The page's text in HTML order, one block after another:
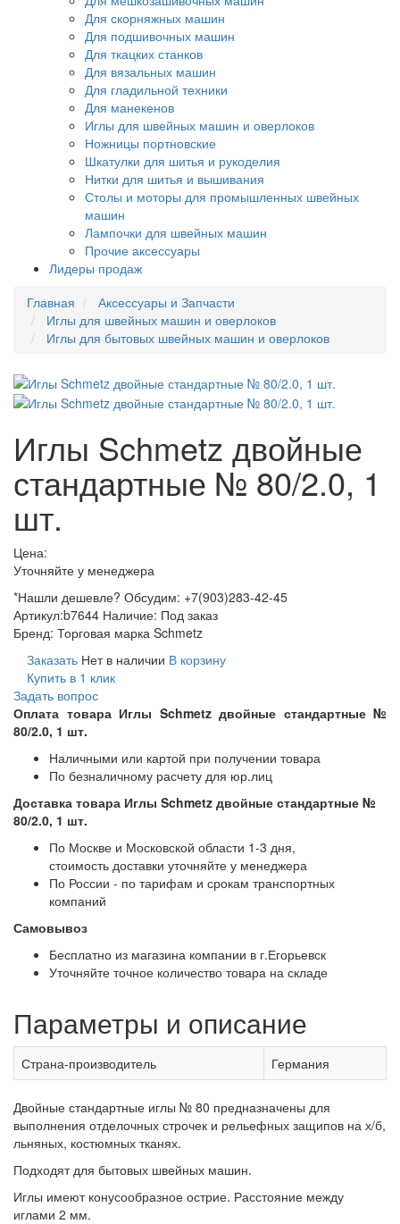
Для скорняжных машин
Для подшивочных машин
Для ткацких станков
Для вязальных машин
Для гладильной техники
Для манекенов
Иглы для швейных машин и оверлоков
Ножницы портновские
Шкатулки для шитья и рукоделия
Нитки для шитья и вышивания
Столы и моторы для промышленных швейных
машин
Лампочки для швейных машин
Прочие аксессуары
Лидеры продаж
Главная
Аксессуары и Запчасти
Иглы для швейных машин и оверлоков
Иглы для бытовых швейных машин и оверлоков
Иглы Schmetz двойные
стандартные № 80/2.0, 1
шт.
Цена:
Уточняйте у менеджера
*Нашли дешевле? Обсудим: +7(903)283-42-45
Артикул:b7644 Наличие: Под заказ
Бренд: Торговая марка Schmetz
Заказать Нет в наличии В корзину
Купить в 1 клик
Задать вопрос
Оплата товара Иглы Schmetz двойные стандартные №
80/2.0, 1 шт.
Наличными или картой при получении товара
По безналичному расчету для юр.лиц
Доставка товара Иглы Schmetz двойные стандартные №
80/2.0, 1 шт.
По Москве и Московской области 1-3 дня,
стоимость доставки уточняйте у менеджера
По России - по тарифам и срокам транспортных
компаний
Самовывоз
Бесплатно из магазина компании в г.Егорьевск
Уточняйте точное количество товара на складе
Параметры и описание
Страна-производитель Германия
Двойные стандартные иглы № 80 предназначены для
выполнения отделочных строчек и рельефных защипов на х/б,
льняных, костюмных тканях.
Подходят для бытовых швейных машин.
Иглы имеют конусообразное острие. Расстояние между
иглами 2 мм.